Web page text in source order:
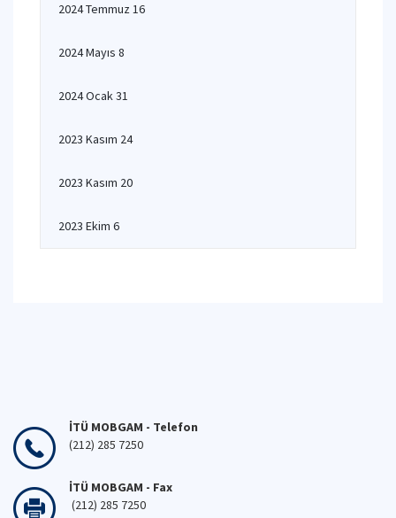
2024 Temmuz 16
2024 Mayıs 8
2024 Ocak 31
2023 Kasım 24
2023 Kasım 20
2023 Ekim 6
İTÜ MOBGAM - Telefon
(212) 285 7250
İTÜ MOBGAM - Fax
(212) 285 7250